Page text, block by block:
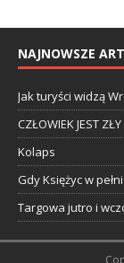
NAJNOWSZE
Jak turyści widzą
CZŁOWIEK JEST ZŁY
Kolaps
Gdy Księżyc w pełni
Targowa jutro i